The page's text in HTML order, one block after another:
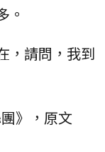
。
，請問，我到
》，原文